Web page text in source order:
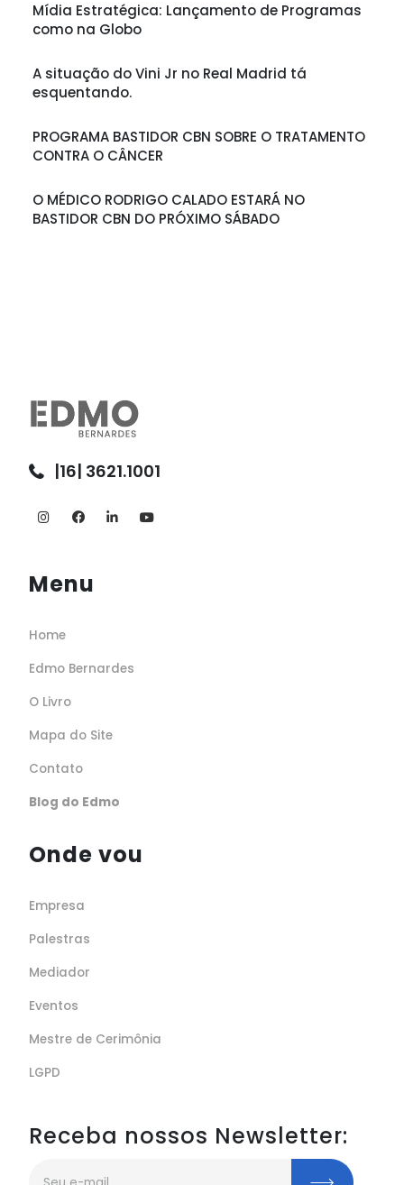
Mídia Estratégica: Lançamento de Programas
como na Globo
A situação do Vini Jr no Real Madrid tá
esquentando.
PROGRAMA BASTIDOR CBN SOBRE O TRATAMENTO
CONTRA O CÂNCER
O MÉDICO RODRIGO CALADO ESTARÁ NO
BASTIDOR CBN DO PRÓXIMO SÁBADO
|16| 3621.1001
Menu
Home
Edmo Bernardes
O Livro
Mapa do Site
Contato
Blog do Edmo
Onde vou
Empresa
Palestras
Mediador
Eventos
Mestre de Cerimônia
LGPD
Receba nossos Newsletter: